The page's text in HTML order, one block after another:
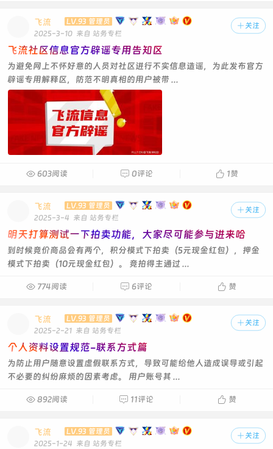
 关注
飞流
LV.93 管理员
2025-3-10 来自 站务专栏
飞流社区信息官方辟谣专用告知区
为避免网上不怀好意的人员对社区进行不实信息造谣，为此发布官方
辟谣专用解释区，防范不明真相的用户被带 ...
 603阅读  0评论  1赞
 关注
飞流
LV.93 管理员
2025-3-4 来自 站务专栏
明天打算测试一下拍卖功能，大家尽可能参与进来哈
到时候竞价商品会有两个，积分模式下拍卖（5元现金红包），押金
模式下拍卖（10元现金红包）。 竞拍得主通过 ...
 774阅读  6评论  赞
 关注
飞流
LV.93 管理员
2025-2-21 来自 站务专栏
个人资料设置规范-联系方式篇
为防止用户随意设置虚假联系方式，导致可能给他人造成误导或引起
不必要的纠纷麻烦的因素考虑。 用户账号其 ...
 892阅读  11评论  赞
 关注
飞流
LV.93 管理员
2025-1-24 来自 站务专栏